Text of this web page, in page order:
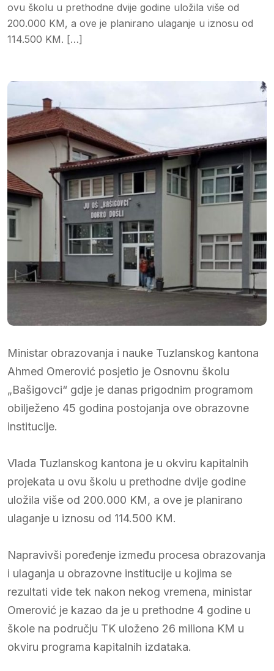
ovu školu u prethodne dvije godine uložila više od
200.000 KM, a ove je planirano ulaganje u iznosu od
114.500 KM. […]
Ministar obrazovanja i nauke Tuzlanskog kantona
Ahmed Omerović posjetio je Osnovnu školu
„Bašigovci“ gdje je danas prigodnim programom
obilježeno 45 godina postojanja ove obrazovne
institucije.
Vlada Tuzlanskog kantona je u okviru kapitalnih
projekata u ovu školu u prethodne dvije godine
uložila više od 200.000 KM, a ove je planirano
ulaganje u iznosu od 114.500 KM.
Napravivši poređenje između procesa obrazovanja
i ulaganja u obrazovne institucije u kojima se
rezultati vide tek nakon nekog vremena, ministar
Omerović je kazao da je u prethodne 4 godine u
škole na području TK uloženo 26 miliona KM u
okviru programa kapitalnih izdataka.